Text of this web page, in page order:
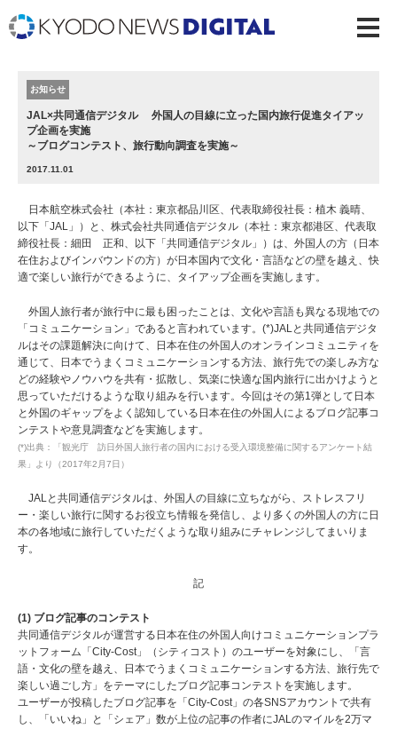
お知らせ
JAL×共同通信デジタル 外国人の目線に立った国内旅行促進タイアッ
プ企画を実施
～ブログコンテスト、旅行動向調査を実施～
2017.11.01
日本航空株式会社（本社：東京都品川区、代表取締役社長：植木 義晴、
以下「JAL」）と、株式会社共同通信デジタル（本社：東京都港区、代表取
締役社長：細田 正和、以下「共同通信デジタル」）は、外国人の方（日本
在住およびインバウンドの方）が日本国内で文化・言語などの壁を越え、快
適で楽しい旅行ができるように、タイアップ企画を実施します。
外国人旅行者が旅行中に最も困ったことは、文化や言語も異なる現地での
「コミュニケーション」であると言われています。(*)JALと共同通信デジタ
ルはその課題解決に向けて、日本在住の外国人のオンラインコミュニティを
通じて、日本でうまくコミュニケーションする方法、旅行先での楽しみ方な
どの経験やノウハウを共有・拡散し、気楽に快適な国内旅行に出かけようと
思っていただけるような取り組みを行います。今回はその第1弾として日本
と外国のギャップをよく認知している日本在住の外国人によるブログ記事コ
ンテストや意見調査などを実施します。
(*)出典：「観光庁 訪日外国人旅行者の国内における受入環境整備に関するアンケート結
果」より（2017年2月7日）
JALと共同通信デジタルは、外国人の目線に立ちながら、ストレスフリ
ー・楽しい旅行に関するお役立ち情報を発信し、より多くの外国人の方に日
本の各地域に旅行していただくような取り組みにチャレンジしてまいりま
す。
記
(1) ブログ記事のコンテスト
共同通信デジタルが運営する日本在住の外国人向けコミュニケーションプラ
ットフォーム「City-Cost」（シティコスト）のユーザーを対象にし、「言
語・文化の壁を越え、日本でうまくコミュニケーションする方法、旅行先で
楽しい過ごし方」をテーマにしたブログ記事コンテストを実施します。
ユーザーが投稿したブログ記事を「City-Cost」の各SNSアカウントで共有
し、「いいね」と「シェア」数が上位の記事の作者にJALのマイルを2万マ